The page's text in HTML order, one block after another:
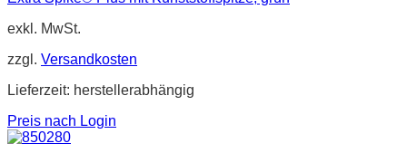
exkl. MwSt.
zzgl. Versandkosten
Lieferzeit: herstellerabhängig
Preis nach Login